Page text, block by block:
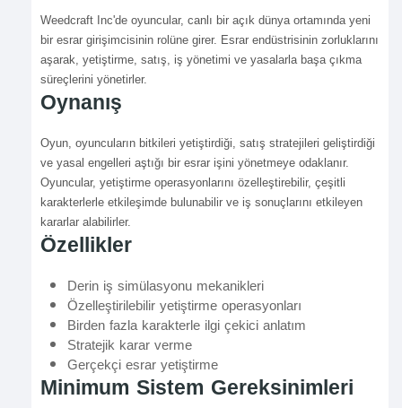
Weedcraft Inc'de oyuncular, canlı bir açık dünya ortamında yeni
bir esrar girişimcisinin rolüne girer. Esrar endüstrisinin zorluklarını
aşarak, yetiştirme, satış, iş yönetimi ve yasalarla başa çıkma
süreçlerini yönetirler.
Oynanış
Oyun, oyuncuların bitkileri yetiştirdiği, satış stratejileri geliştirdiği
ve yasal engelleri aştığı bir esrar işini yönetmeye odaklanır.
Oyuncular, yetiştirme operasyonlarını özelleştirebilir, çeşitli
karakterlerle etkileşimde bulunabilir ve iş sonuçlarını etkileyen
kararlar alabilirler.
Özellikler
Derin iş simülasyonu mekanikleri
Özelleştirilebilir yetiştirme operasyonları
Birden fazla karakterle ilgi çekici anlatım
Stratejik karar verme
Gerçekçi esrar yetiştirme
Minimum Sistem Gereksinimleri